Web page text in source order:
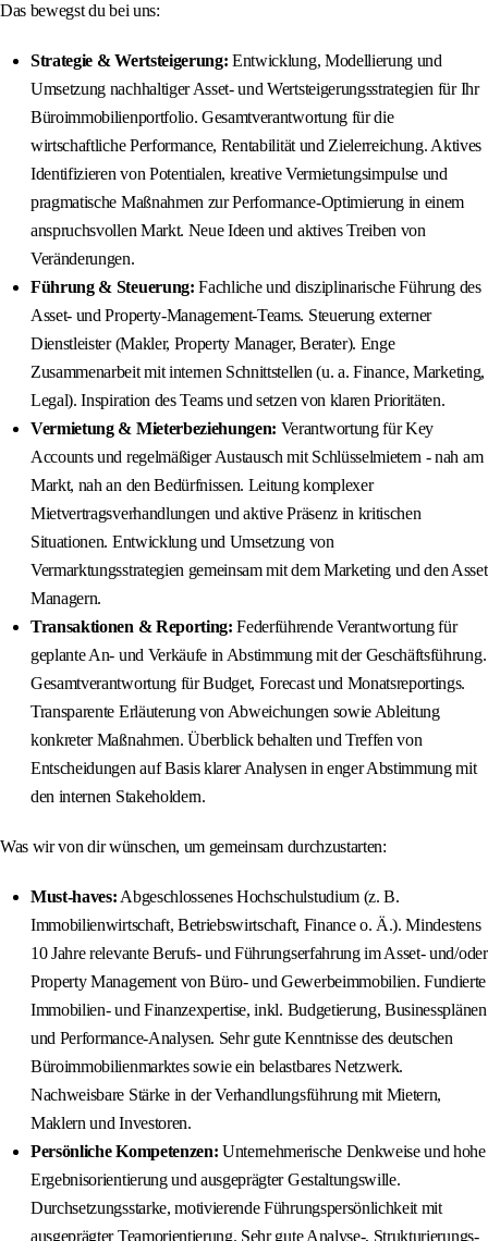
Das bewegst du bei uns:
Strategie & Wertsteigerung: Entwicklung, Modellierung und
Umsetzung nachhaltiger Asset- und Wertsteigerungsstrategien für Ihr
Büroimmobilienportfolio. Gesamtverantwortung für die
wirtschaftliche Performance, Rentabilität und Zielerreichung. Aktives
Identifizieren von Potentialen, kreative Vermietungsimpulse und
pragmatische Maßnahmen zur Performance-Optimierung in einem
anspruchsvollen Markt. Neue Ideen und aktives Treiben von
Veränderungen.
Führung & Steuerung: Fachliche und disziplinarische Führung des
Asset- und Property-Management-Teams. Steuerung externer
Dienstleister (Makler, Property Manager, Berater). Enge
Zusammenarbeit mit internen Schnittstellen (u. a. Finance, Marketing,
Legal). Inspiration des Teams und setzen von klaren Prioritäten.
Vermietung & Mieterbeziehungen: Verantwortung für Key
Accounts und regelmäßiger Austausch mit Schlüsselmietern - nah am
Markt, nah an den Bedürfnissen. Leitung komplexer
Mietvertragsverhandlungen und aktive Präsenz in kritischen
Situationen. Entwicklung und Umsetzung von
Vermarktungsstrategien gemeinsam mit dem Marketing und den Asset
Managern.
Transaktionen & Reporting: Federführende Verantwortung für
geplante An- und Verkäufe in Abstimmung mit der Geschäftsführung.
Gesamtverantwortung für Budget, Forecast und Monatsreportings.
Transparente Erläuterung von Abweichungen sowie Ableitung
konkreter Maßnahmen. Überblick behalten und Treffen von
Entscheidungen auf Basis klarer Analysen in enger Abstimmung mit
den internen Stakeholdern.
Was wir von dir wünschen, um gemeinsam durchzustarten:
Must-haves: Abgeschlossenes Hochschulstudium (z. B.
Immobilienwirtschaft, Betriebswirtschaft, Finance o. Ä.). Mindestens
10 Jahre relevante Berufs- und Führungserfahrung im Asset- und/oder
Property Management von Büro- und Gewerbeimmobilien. Fundierte
Immobilien- und Finanzexpertise, inkl. Budgetierung, Businessplänen
und Performance-Analysen. Sehr gute Kenntnisse des deutschen
Büroimmobilienmarktes sowie ein belastbares Netzwerk.
Nachweisbare Stärke in der Verhandlungsführung mit Mietern,
Maklern und Investoren.
Persönliche Kompetenzen: Unternehmerische Denkweise und hohe
Ergebnisorientierung und ausgeprägter Gestaltungswille.
Durchsetzungsstarke, motivierende Führungspersönlichkeit mit
ausgeprägter Teamorientierung. Sehr gute Analyse-, Strukturierungs-